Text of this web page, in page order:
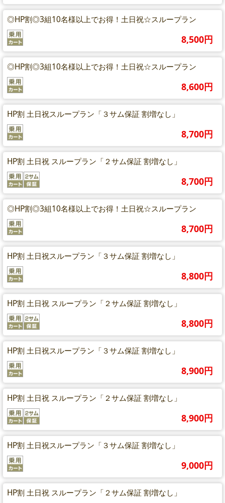
◎HP割◎3組10名様以上でお得！土日祝☆スループラン
8,500円
◎HP割◎3組10名様以上でお得！土日祝☆スループラン
8,600円
HP割 土日祝スループラン「３サム保証 割増なし」
8,700円
HP割 土日祝 スループラン「２サム保証 割増なし」
8,700円
◎HP割◎3組10名様以上でお得！土日祝☆スループラン
8,700円
HP割 土日祝スループラン「３サム保証 割増なし」
8,800円
HP割 土日祝 スループラン「２サム保証 割増なし」
8,800円
HP割 土日祝スループラン「３サム保証 割増なし」
8,900円
HP割 土日祝 スループラン「２サム保証 割増なし」
8,900円
HP割 土日祝スループラン「３サム保証 割増なし」
9,000円
HP割 土日祝 スループラン「２サム保証 割増なし」